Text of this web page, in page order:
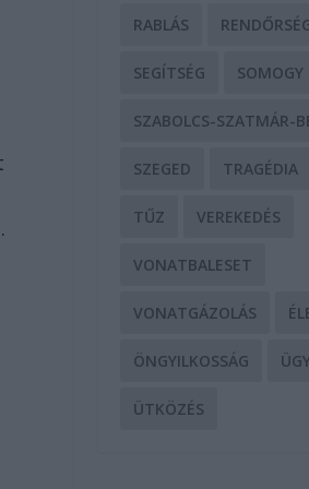
RABLÁS
SEGÍTSÉG SOMOGY
SZABOLCS-SZATMÁR-
SZEGED TRAGÉDIA
TŰZ VEREKEDÉS
VONATBALESET
VONATGÁZOLÁS
ÖNGYILKOSSÁG
ÜTKÖZÉS